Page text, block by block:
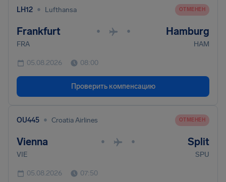
LH12 • Lufthansa ОТМЕНЕН
Frankfurt • • Hamburg
FRA HAM
05.08.2026 08:00
Проверить компенсацию
OU445 • Croatia Airlines ОТМЕНЕН
Vienna • • Split
VIE SPU
05.08.2026 07:50